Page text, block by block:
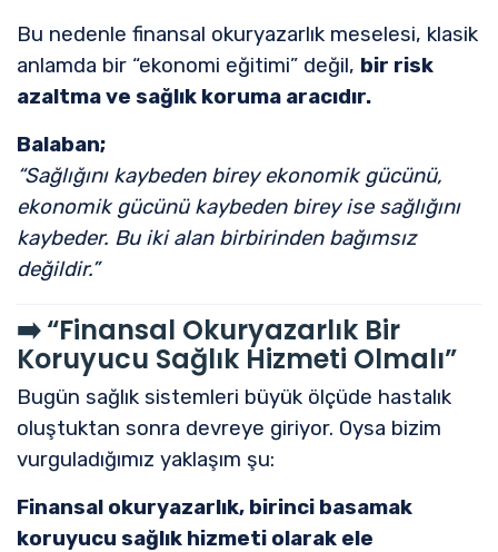
Bu nedenle finansal okuryazarlık meselesi, klasik
anlamda bir “ekonomi eğitimi” değil, bir risk
azaltma ve sağlık koruma aracıdır.
Balaban;
“Sağlığını kaybeden birey ekonomik gücünü,
ekonomik gücünü kaybeden birey ise sağlığını
kaybeder. Bu iki alan birbirinden bağımsız
değildir.”
➡️“Finansal Okuryazarlık Bir
Koruyucu Sağlık Hizmeti Olmalı”
Bugün sağlık sistemleri büyük ölçüde hastalık
oluştuktan sonra devreye giriyor. Oysa bizim
vurguladığımız yaklaşım şu:
Finansal okuryazarlık, birinci basamak
koruyucu sağlık hizmeti olarak ele